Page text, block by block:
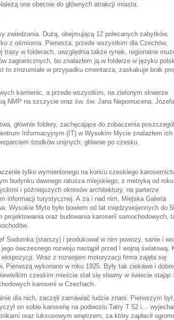
one obecnie do głównych atrakcji miasta.
zwiedzania. Dużą, obejmującą 12 polecanych zabytków,
z ośmioma. Pierwsza, przede wszystkim dla Czechów,
w folderach, uwzględnia także rynek, regionalne
zagranicznych, bo znalazłem ją w folderze w języku
to zrozumiale w przypadku cmentarza, zaskakuje brak
kamienic, a przede wszystkim, na zielonym skwerze
NMP na szczycie oraz św. św. Jana Nepomucena,
głównie foldery, zachęcające do zobaczenia
Informacyjnym (IT) w Wysokim Mycie znalazłem ich
środków unijnych, głównie po czesku.
tylko wymienionego na końcu czeskiego
budynku dawnego ratusza miejskiego, z metryką od
i późniejszych okresów architektury, na parterze
informacji turystycznej. A za i nad nim, Miejska Galeria
Wysokie Myto było bowiem od lat międzywojennych do
projektowania oraz budowania karoserii samochodowych,
Sodomka (starszy) i produkował w nim powozy, sanie i
ówczesnego rozwoju nastąpił przed I wojną światową.
Wraz z rozwojem motoryzacji firma zajęła się
Pierwszą wykonano w roku 1925. Były tak ciekawe i
czeskim mieście stał się sławny w świecie stając
karoserii w Czechach.
dla nich, zaczęli zamawiać ludzie znani. Pierwszym był,
on sobie karoserię na podwoziu Tatry T 52 i…
oraz luksusowym wnętrzem, za który zapłacił